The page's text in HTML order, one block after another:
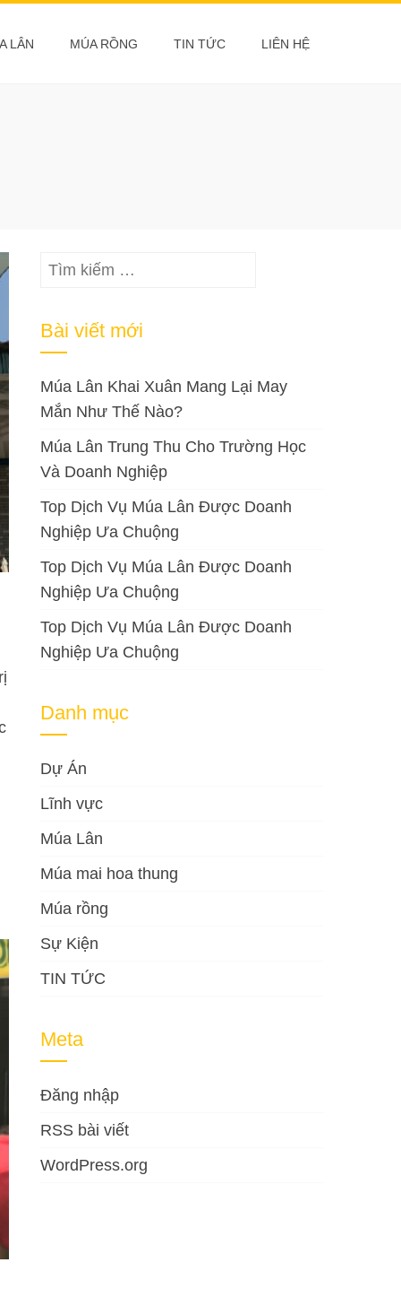
LÂN MÚA RỒNG TIN TỨC LIÊN HỆ
Tìm
Bài viết mới
Múa Lân Khai Xuân Mang Lại May
Mắn Như Thế Nào?
Múa Lân Trung Thu Cho Trường Học
Và Doanh Nghiệp
Top Dịch Vụ Múa Lân Được Doanh
Nghiệp Ưa Chuộng
Top Dịch Vụ Múa Lân Được Doanh
Nghiệp Ưa Chuộng
Top Dịch Vụ Múa Lân Được Doanh
Nghiệp Ưa Chuộng
Danh mục
Dự Án
Lĩnh vực
Múa Lân
Múa mai hoa thung
Múa rồng
Sự Kiện
TIN TỨC
Meta
Đăng nhập
RSS bài viết
WordPress.org